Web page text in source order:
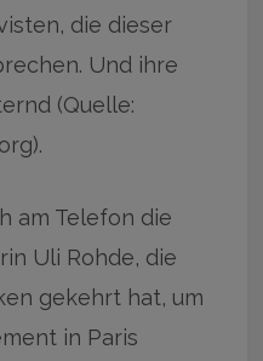
die dieser
Und ihre
(Quelle:
am Telefon die
Uli Rohde, die
gekehrt hat, um
in Paris